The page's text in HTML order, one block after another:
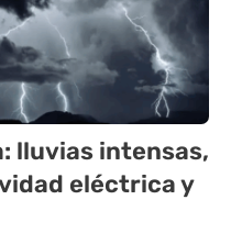
lluvias intensas,
eléctrica y